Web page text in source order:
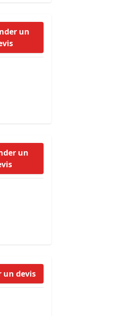
un
un
un devis